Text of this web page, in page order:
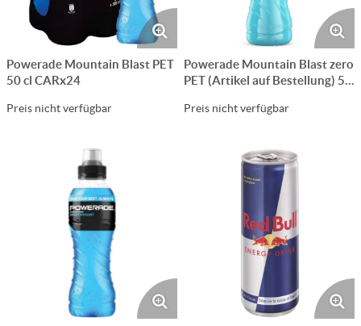
Powerade Mountain Blast PET
50 cl CARx24
Preis nicht verfügbar
Powerade Mountain Blast zero
PET (Artikel auf Bestellung) 50
Preis nicht verfügbar